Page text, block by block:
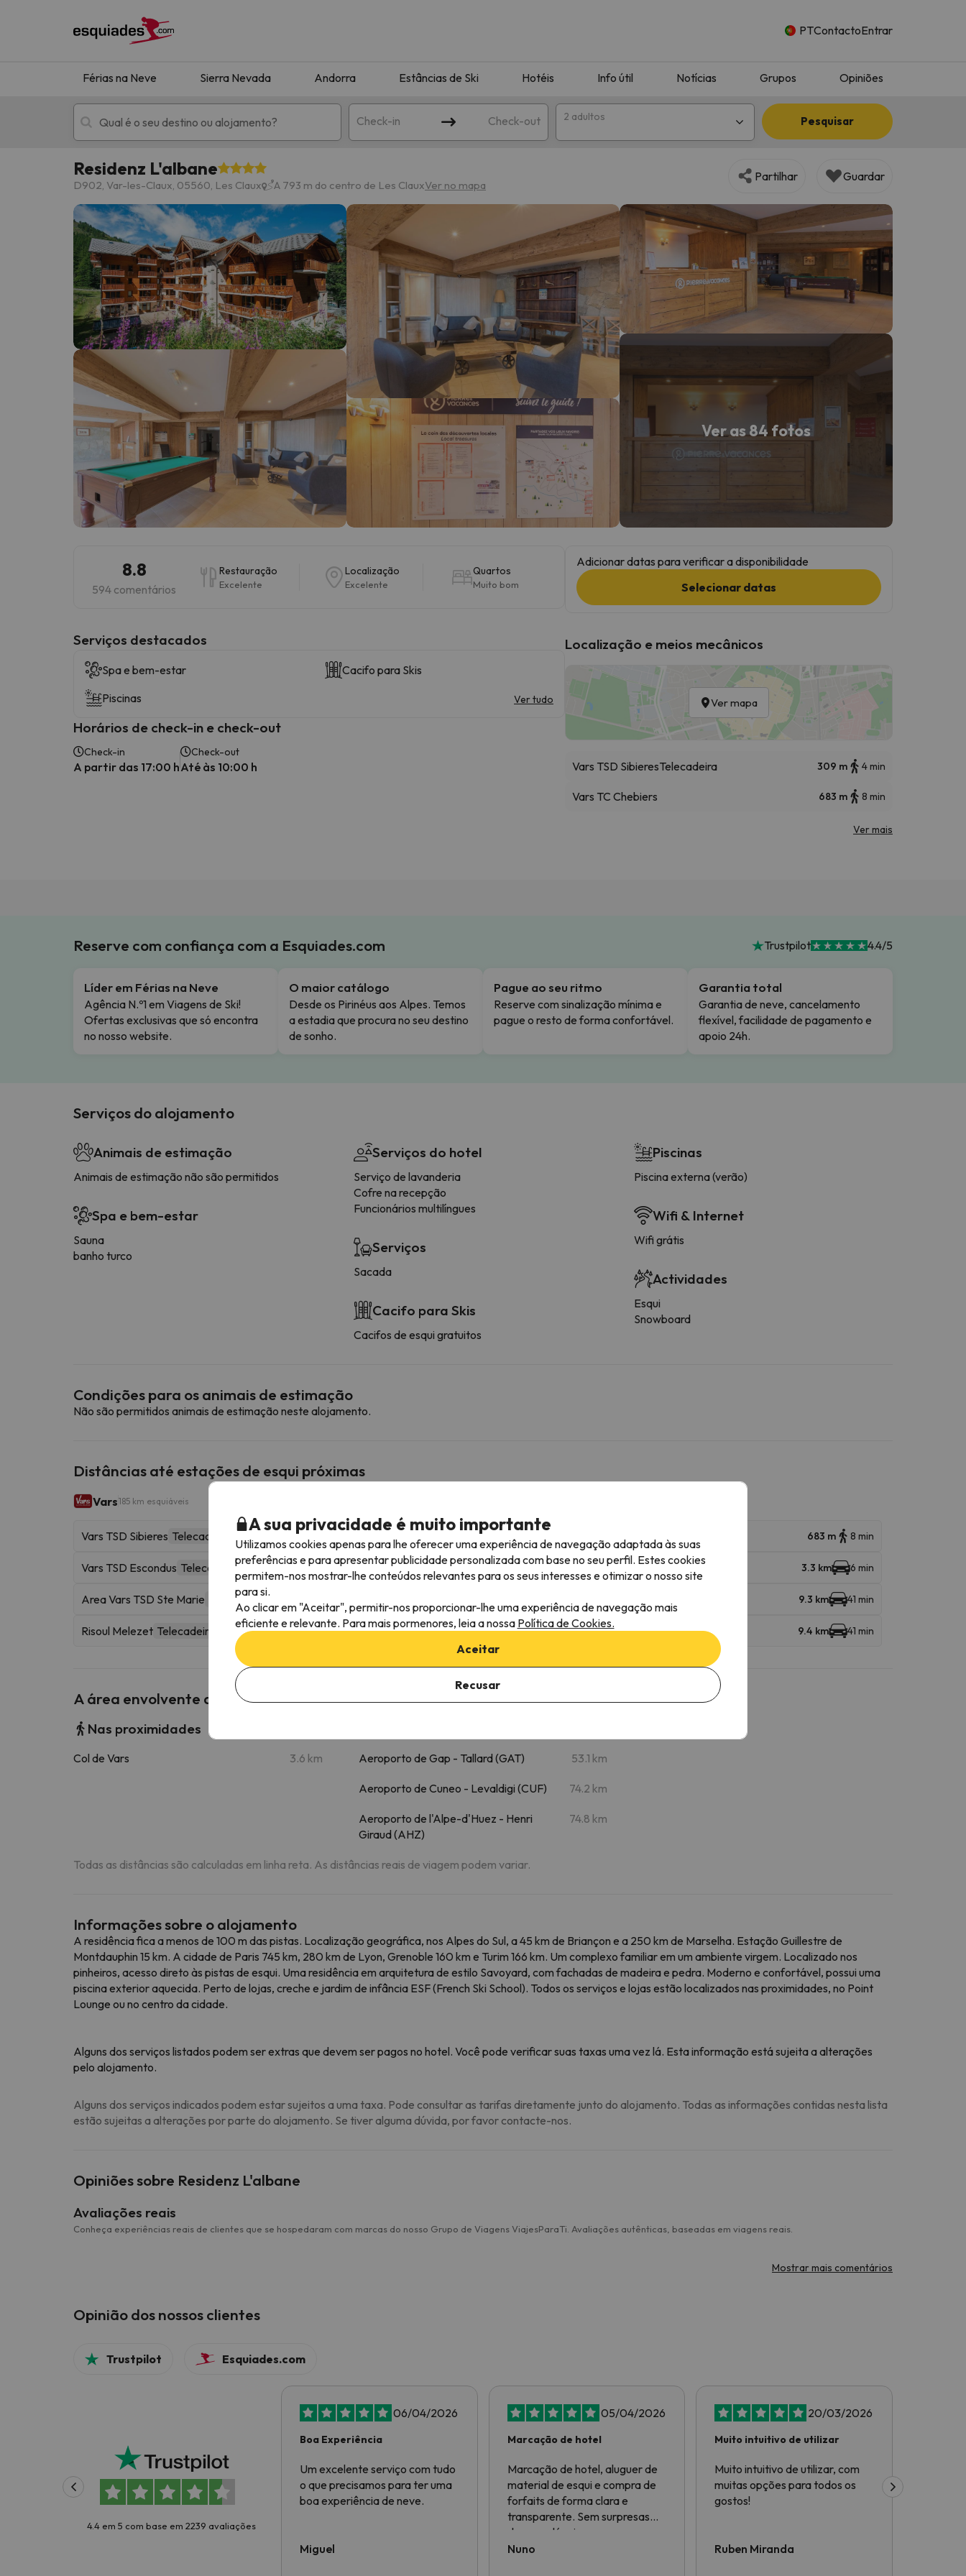
PTContactoEntrar
Férias na Neve Sierra Nevada Andorra Estâncias de Ski Hotéis Info útil Notícias Grupos Opiniões
Check-in Check-out 2 adultos Pesquisar
Férias na neve Hotéis de montanha
Oops, não encontramos nenhum resultado que corresponda à sua pesquisa. Tente modificar o destino.
Bem, parece que o nosso Seeker perdeu o seu caminho. Assim que encontrar a sua bússola, estará de volta.
Residenz L'albane
D902, Var-les-Claux, 05560, Les Claux A 793 m do centro de Les ClauxVer no mapa
Partilhar Guardar
Ver as 84 fotos
8.8
594 comentários
Restauração
Excelente
Localização
Excelente
Quartos
Muito bom
Serviços destacados
Spa e bem-estar
Cacifo para Skis
Piscinas
Ver tudo
Horários de check-in e check-out
Check-in
A partir das 17:00 h
Check-out
Até às 10:00 h
Adicionar datas para verificar a disponibilidade
Selecionar datas
Localização e meios mecânicos
Ver mapa
Vars TSD SibieresTelecadeira 309 m 4 min
Vars TC Chebiers 683 m 8 min
Ver mais
Reserve com confiança com a Esquiades.com Trustpilot 4.4/5
Líder em Férias na Neve
Agência N.º1 em Viagens de Ski!
Ofertas exclusivas que só encontra
no nosso website.
O maior catálogo
Desde os Pirinéus aos Alpes. Temos
a estadia que procura no seu destino
de sonho.
Pague ao seu ritmo
Reserve com sinalização mínima e
pague o resto de forma confortável.
Garantia total
Garantia de neve, cancelamento
flexível, facilidade de pagamento e
apoio 24h.
Serviços do alojamento
Animais de estimação
Animais de estimação não são permitidos
Spa e bem-estar
Sauna
banho turco
Serviços do hotel
Serviço de lavanderia
Cofre na recepção
Funcionários multilíngues
Serviços
Sacada
Cacifo para Skis
Cacifos de esqui gratuitos
Piscinas
Piscina externa (verão)
Wifi & Internet
Wifi grátis
Actividades
Esqui
Snowboard
Condições para os animais de estimação
Não são permitidos animais de estimação neste alojamento.
Distâncias até estações de esqui próximas
Vars185 km esquiáveis
Vars TSD Sibieres Telecadeira Vars TC Chebiers 683 m 8 min
Vars TSD Escondus Telecadeira 1.2 km 4 min Vars Peynier Telecadeira 3.3 km 6 min
Area Vars TSD Ste Marie Telecadeira Risoul TSD Pre du Bois 9.3 km 41 min
Risoul Melezet Telecadeira 9.4 km 41 min Risoul TS Gezier 9.4 km 41 min
A área envolvente do Residenz L'albane
Nas proximidades
Col de Vars 3.6 km Aeroporto de Gap - Tallard (GAT) 53.1 km
Aeroporto de Cuneo - Levaldigi (CUF) 74.2 km
Aeroporto de l'Alpe-d'Huez - Henri
Giraud (AHZ)
74.8 km
Todas as distâncias são calculadas em linha reta. As distâncias reais de viagem podem variar.
Informações sobre o alojamento
A residência fica a menos de 100 m das pistas. Localização geográfica, nos Alpes do Sul, a 45 km de Briançon e a 250 km de Marselha. Estação Guillestre de
Montdauphin 15 km. A cidade de Paris 745 km, 280 km de Lyon, Grenoble 160 km e Turim 166 km. Um complexo familiar em um ambiente virgem. Localizado nos
pinheiros, acesso direto às pistas de esqui. Uma residência em arquitetura de estilo Savoyard, com fachadas de madeira e pedra. Moderno e confortável, possui uma
piscina exterior aquecida. Perto de lojas, creche e jardim de infância ESF (French Ski School). Todos os serviços e lojas estão localizados nas proximidades, no Point
Lounge ou no centro da cidade.
Alguns dos serviços listados podem ser extras que devem ser pagos no hotel. Você pode verificar suas taxas uma vez lá. Esta informação está sujeita a alterações
pelo alojamento.
Alguns dos serviços indicados podem estar sujeitos a uma taxa. Pode consultar as tarifas diretamente junto do alojamento. Todas as informações contidas nesta lista
estão sujeitas a alterações por parte do alojamento. Se tiver alguma dúvida, por favor contacte-nos.
Opiniões sobre Residenz L'albane
Avaliações reais
Conheça experiências reais de clientes que se hospedaram com marcas do nosso Grupo de Viagens ViajesParaTi. Avaliações autênticas, baseadas em viagens reais.
Mostrar mais comentários
Opinião dos nossos clientes
Trustpilot Esquiades.com
4.4 em 5 com base em 2239 avaliações
06/04/2026
Boa Experiência
Um excelente serviço com tudo
o que precisamos para ter uma
boa experiência de neve.
Miguel
05/04/2026
Marcação de hotel
Marcação de hotel, aluguer de
material de esqui e compra de
forfaits de forma clara e
transparente. Sem surpresas
desagradáveis nos preços ou
nos serviços. Correu tudo a
Nuno
20/03/2026
Muito intuitivo de utilizar
Muito intuitivo de utilizar, com
muitas opções para todos os
gostos!
Ruben Miranda
A sua privacidade é muito importante
Utilizamos cookies apenas para lhe oferecer uma experiência de navegação adaptada às suas
preferências e para apresentar publicidade personalizada com base no seu perfil. Estes cookies
permitem-nos mostrar-lhe conteúdos relevantes para os seus interesses e otimizar o nosso site
para si.
Ao clicar em "Aceitar", permitir-nos proporcionar-lhe uma experiência de navegação mais
eficiente e relevante. Para mais pormenores, leia a nossa Política de Cookies.
Aceitar
Recusar